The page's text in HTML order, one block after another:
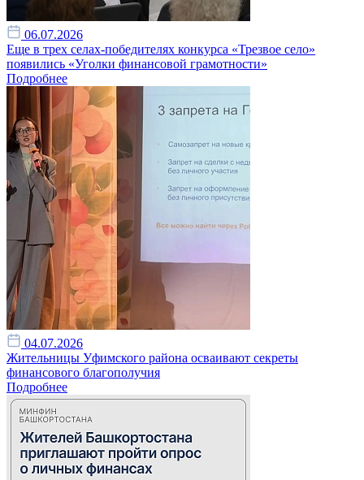
06.07.2026
Еще в трех селах-победителях конкурса «Трезвое село»
появились «Уголки финансовой грамотности»
Подробнее
04.07.2026
Жительницы Уфимского района осваивают секреты
финансового благополучия
Подробнее